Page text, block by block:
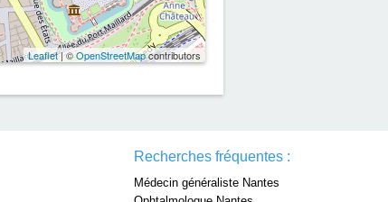
Leaflet| ©OpenStreetMapcontributors
Recherches fréquentes :
Médecin généraliste Nantes